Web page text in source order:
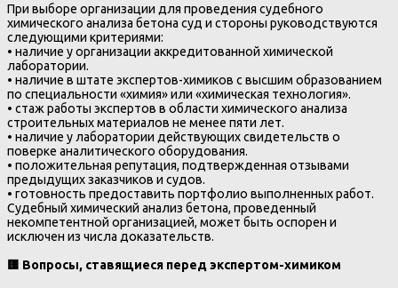
При выборе организации для проведения судебного
химического анализа бетона суд и стороны руководствуются
следующими критериями:
• наличие у организации аккредитованной химической
лаборатории.
• наличие в штате экспертов-химиков с высшим образованием
по специальности «химия» или «химическая технология».
• стаж работы экспертов в области химического анализа
строительных материалов не менее пяти лет.
• наличие у лаборатории действующих свидетельств о
поверке аналитического оборудования.
• положительная репутация, подтвержденная отзывами
предыдущих заказчиков и судов.
• готовность предоставить портфолио выполненных работ.
Судебный химический анализ бетона, проведенный
некомпетентной организацией, может быть оспорен и
исключен из числа доказательств.
🟨 Вопросы, ставящиеся перед экспертом-химиком